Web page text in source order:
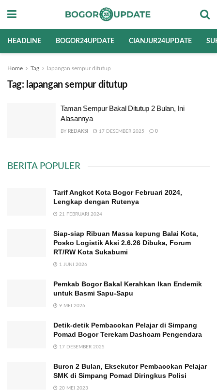
HEADLINE BOGOR24UPDATE CIANJUR24UPDATE
Home Tag lapangan sempur ditutup
Tag: lapangan sempur ditutup
Taman Sempur Bakal Ditutup 2 Bulan, Ini
Alasannya
BY REDAKSI 17 DESEMBER 2025 0
BERITA POPULER
Tarif Angkot Kota Bogor Februari 2024,
Lengkap dengan Rutenya
21 FEBRUARI 2024
Siap-siap Ribuan Massa kepung Balai Kota,
Posko Logistik Aksi 2.6.26 Dibuka, Forum
RT/RW Kota Sukabumi
1 JUNI 2026
Pemkab Bogor Bakal Kerahkan Ikan Endemik
untuk Basmi Sapu-Sapu
9 MEI 2026
Detik-detik Pembacokan Pelajar di Simpang
Pomad Bogor Terekam Dashcam Pengendara
17 DESEMBER 2025
Buron 2 Bulan, Eksekutor Pembacokan Pelajar
SMK di Simpang Pomad Diringkus Polisi
20 MEI 2023